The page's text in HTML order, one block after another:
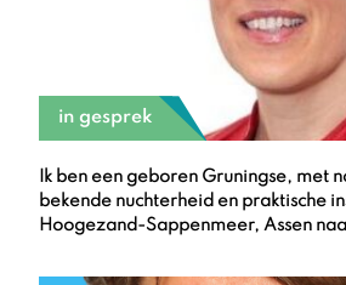
in gesprek
Ik ben een geboren Gruningse, met
bekende nuchterheid en praktische
Hoogezand-Sappenmeer, Assen
Wetenschappen) en daarna in